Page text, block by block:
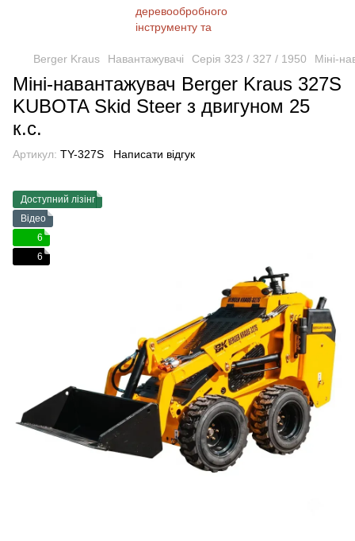
Berger Kraus Навантажувачі Серія 323 / 327 / 1950 Міні-
Міні-навантажувач Berger Kraus 327S
KUBOTA Skid Steer з двигуном 25
к.с.
Артикул: TY-327S Написати відгук
Доступний лізінг
Відео
6
6